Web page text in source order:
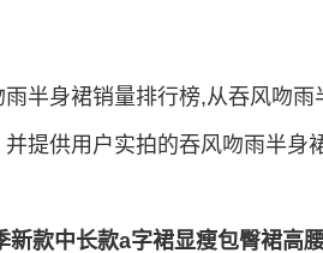
半身裙销量排行榜,从吞风吻
提供用户实拍的吞风吻雨半身
新款中长款a字裙显瘦包臀裙高